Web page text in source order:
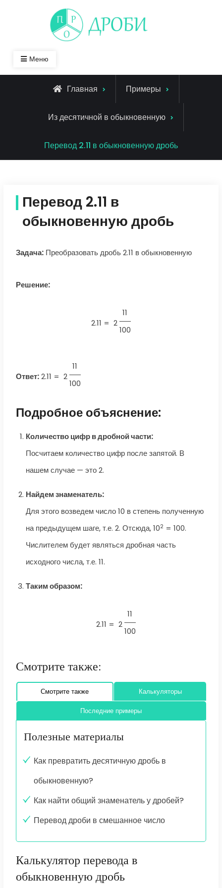
Меню
Главная Примеры
Из десятичной в обыкновенную
Перевод 2.11 в обыкновенную дробь
Перевод 2.11 в
обыкновенную дробь
Задача:Преобразовать дробь 2.11 в обыкновенную
Решение:
2.11 = 2
11
100
Ответ: 2.11 = 2
11
100
Подробное объяснение:
Количество цифр в дробной части:
Посчитаем количество цифр после запятой. В
нашем случае — это 2.
Найдем знаменатель:
Для этого возведем число 10 в степень полученную
на предыдущем шаге, т.е. 2. Отсюда, 102= 100.
Числителем будет являться дробная часть
исходного числа, т.е. 11.
Таким образом:
2.11 = 2
11
100
Смотрите также:
Смотрите также Калькуляторы
Последние примеры
Полезные материалы
Как превратить десятичную дробь в
обыкновенную?
Как найти общий знаменатель у дробей?
Перевод дроби в смешанное число
Калькулятор перевода в
обыкновенную дробь